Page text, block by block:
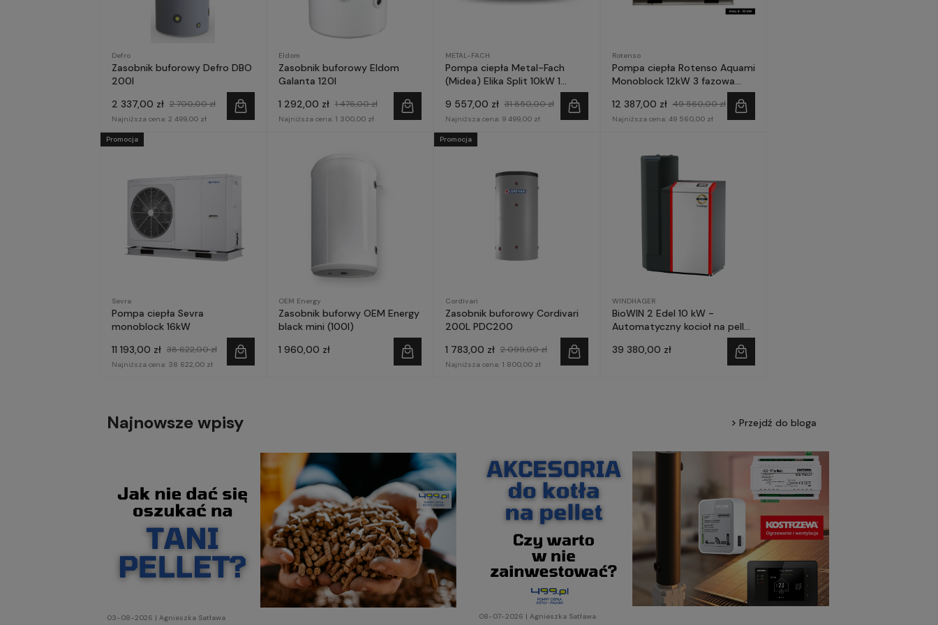
Defro
Zasobnik buforowy Defro DBO
200l
2 337,00 zł 2 700,00 zł
Najniższa cena: 2 499,00 zł
Eldom
Zasobnik buforowy Eldom
Galanta 120l
1 292,00 zł 1 476,00 zł
Najniższa cena: 1 300,00 zł
METAL-FACH
Pompa ciepła Metal-Fach
(Midea) Elika Split 10kW 1
9 557,00 zł 31 850,00 zł
Najniższa cena: 9 499,00 zł
Rotenso
Pompa ciepła Rotenso Aquami
Monoblock 12kW 3 fazowa
12 387,00 zł 49 560,00 zł
Najniższa cena: 49 560,00 zł
Sevra
Pompa ciepła Sevra
monoblock 16kW
11 193,00 zł 38 622,00 zł
Najniższa cena: 38 622,00 zł
Promocja
OEM Energy
Zasobnik buforwy OEM Energy
black mini (100l)
1 960,00 zł
Cordivari
Zasobnik buforowy Cordivari
200L PDC200
1 783,00 zł 2 099,00 zł
Najniższa cena: 1 800,00 zł
Promocja
WINDHAGER
BioWIN 2 Edel 10 kW -
Automatyczny kocioł na pellet
39 380,00 zł
Najnowsze wpisy Przejdź do bloga
03-08-2026 | Agnieszka Satława 08-07-2026 | Agnieszka Satława